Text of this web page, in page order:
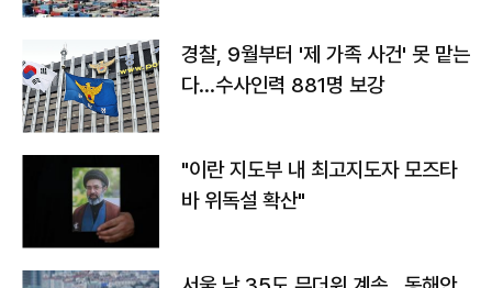
경찰, 9월부터 '제 가족 사건' 못 맡는
다…수사인력 881명 보강
"이란 지도부 내 최고지도자 모즈타
바 위독설 확산"